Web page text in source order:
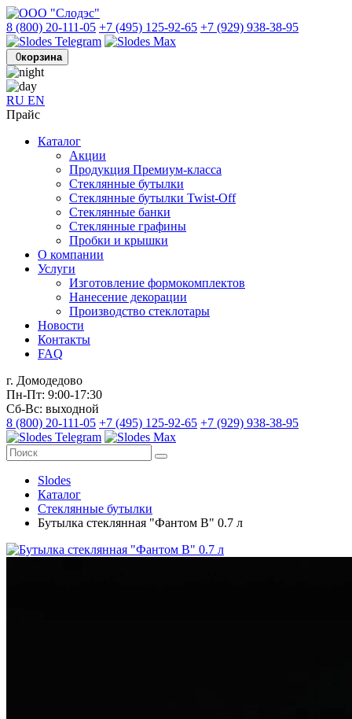
8 (800) 20-111-05 +7 (495) 125-92-65 +7 (929) 938-38-95
0корзина
RU EN
Прайс
Каталог
Акции
Продукция Премиум-класса
Стеклянные бутылки
Стеклянные бутылки Twist-Off
Стеклянные банки
Стеклянные графины
Пробки и крышки
О компании
Услуги
Изготовление формокомплектов
Нанесение декорации
Производство стеклотары
Новости
Контакты
FAQ
г. Домодедово
Пн-Пт: 9:00-17:30
Сб-Вс: выходной
8 (800) 20-111-05 +7 (495) 125-92-65 +7 (929) 938-38-95
Slodes
Каталог
Стеклянные бутылки
Бутылка стеклянная "Фантом В" 0.7 л